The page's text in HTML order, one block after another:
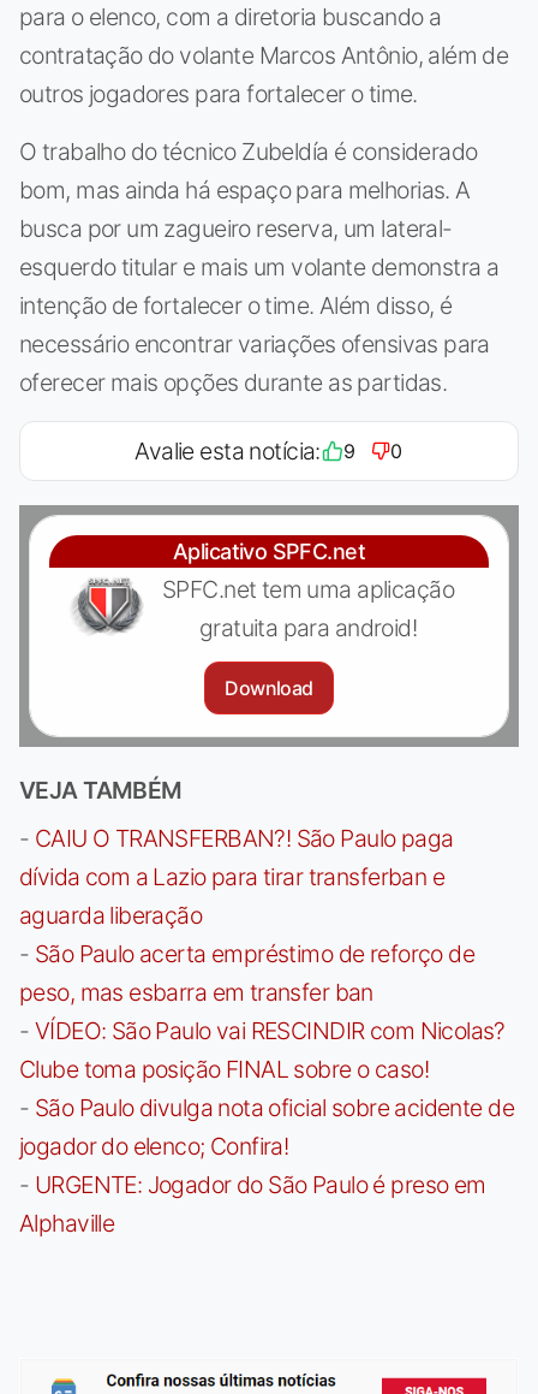
para o elenco, com a diretoria buscando a
contratação do volante Marcos Antônio, além de
outros jogadores para fortalecer o time.
O trabalho do técnico Zubeldía é considerado
bom, mas ainda há espaço para melhorias. A
busca por um zagueiro reserva, um lateral-
esquerdo titular e mais um volante demonstra a
intenção de fortalecer o time. Além disso, é
necessário encontrar variações ofensivas para
oferecer mais opções durante as partidas.
Avalie esta notícia: 9 0
Aplicativo SPFC.net
SPFC.net tem uma aplicação
gratuita para android!
Download
VEJA TAMBÉM
- CAIU O TRANSFERBAN?! São Paulo paga
dívida com a Lazio para tirar transferban e
aguarda liberação
- São Paulo acerta empréstimo de reforço de
peso, mas esbarra em transfer ban
- VÍDEO: São Paulo vai RESCINDIR com Nicolas?
Clube toma posição FINAL sobre o caso!
- São Paulo divulga nota oficial sobre acidente de
jogador do elenco; Confira!
- URGENTE: Jogador do São Paulo é preso em
Alphaville